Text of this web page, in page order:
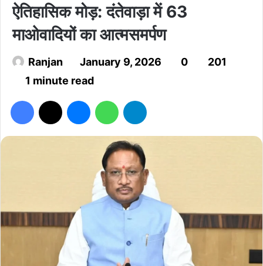
ऐतिहासिक मोड़: दंतेवाड़ा में 63
माओवादियों का आत्मसमर्पण
Ranjan January 9, 2026 0
201
1 minute read